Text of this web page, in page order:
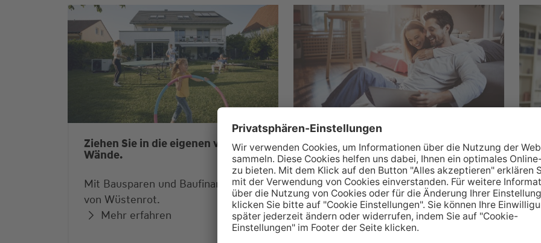
Ziehen Sie in die eigenen vier
Wände.
Mit Bausparen und Baufinanzierung
von Wüstenrot.
Mehr erfahren
Wüstenrot Wohnwelt
Über 350.000 Immobilienangebote
sowie interessante Ratgeber und
Beiträge.
Zur Wüstenrot Wohnwelt